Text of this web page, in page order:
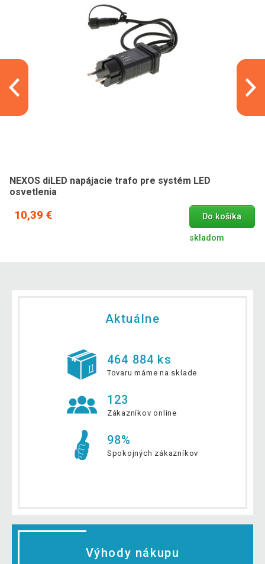
NEXOS diLED napájacie trafo pre systém LED
osvetlenia
10,39 € Do košíka
skladom
Aktuálne
464 884 ks
Tovaru máme na sklade
123
Zákazníkov online
98%
Spokojných zákazníkov
Výhody nákupu